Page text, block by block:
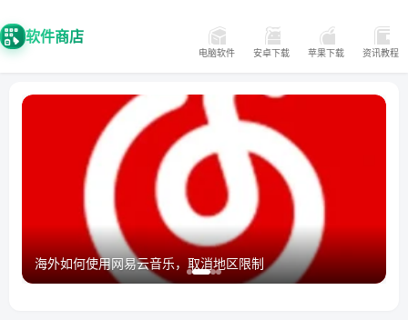
软件商店
电脑软件 安卓下载 苹果下载 资讯教程
海外如何使用网易云音乐，取消地区限制